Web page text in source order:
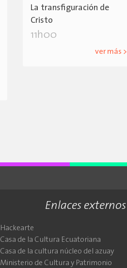
La transfiguración de
Cristo
11h00
ver más >
Enlaces externos
Hackearte
Casa de la Cultura Ecuatoriana
Casa de la cultura núcleo del azuay
Ministerio de Cultura y Patrimonio